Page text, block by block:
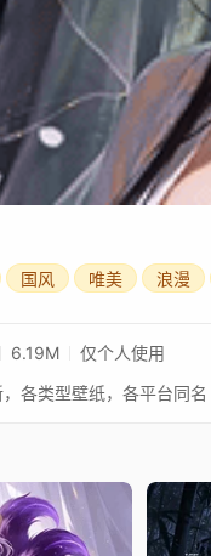
国风 唯美 浪漫
6.19M 仅个人使用
各类型壁纸，各平台同名